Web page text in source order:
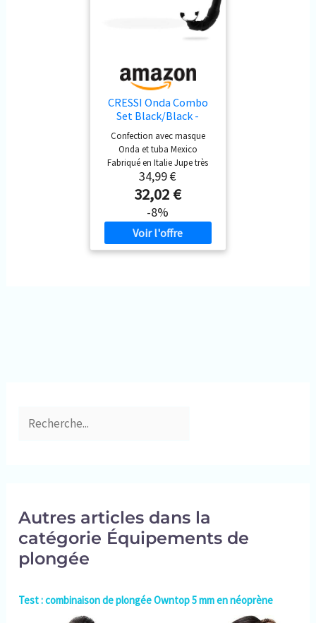
CRESSI Onda Combo
Set Black/Black -
Ensemble Masque
Onda + Tuba Mexico
pour la Plongée et Le
Snorkeling, Noir/Noir,
Taille Unique, Unisex
Confection avec masque
Onda et tuba Mexico
Fabriqué en Italie Jupe très
souple et très confortable
Tuba anatomique haut de
gamme avec soupape
Attache réglable pour le tuba
34,99 €
32,02 €
-8%
Autres articles dans la
catégorie Équipements de
plongée
Test : combinaison de plongée Owntop 5 mm en néoprène